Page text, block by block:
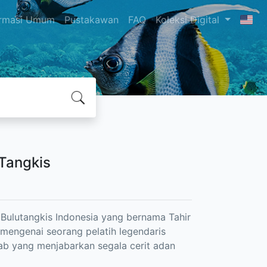
Umum Pustakawan FAQ Koleksi Digital
Indonesia yang bernama Tahir
seorang pelatih legendaris
yang menjabarkan segala cerit adan